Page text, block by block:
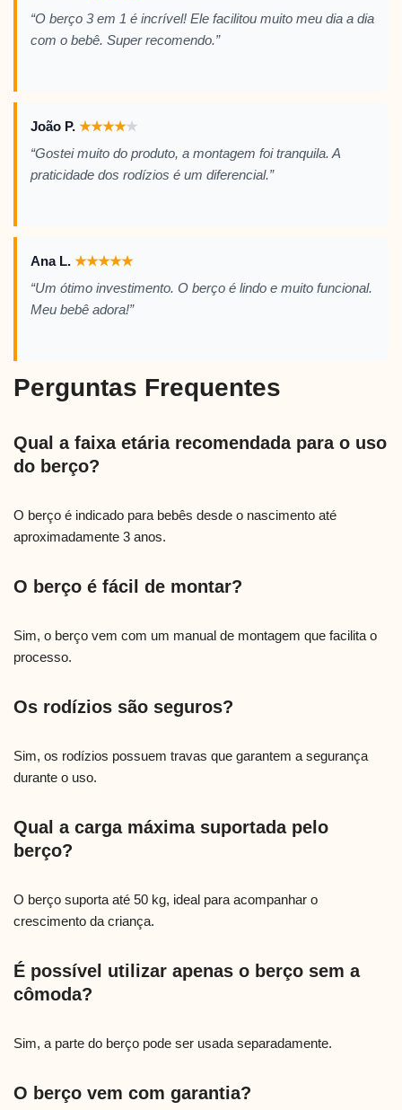
“O berço 3 em 1 é incrível! Ele facilitou muito meu dia a dia
com o bebê. Super recomendo.”
João P. ★★★★★
“Gostei muito do produto, a montagem foi tranquila. A
praticidade dos rodízios é um diferencial.”
Ana L. ★★★★★
“Um ótimo investimento. O berço é lindo e muito funcional.
Meu bebê adora!”
Perguntas Frequentes
Qual a faixa etária recomendada para o uso
do berço?
O berço é indicado para bebês desde o nascimento até
aproximadamente 3 anos.
O berço é fácil de montar?
Sim, o berço vem com um manual de montagem que facilita o
processo.
Os rodízios são seguros?
Sim, os rodízios possuem travas que garantem a segurança
durante o uso.
Qual a carga máxima suportada pelo
berço?
O berço suporta até 50 kg, ideal para acompanhar o
crescimento da criança.
É possível utilizar apenas o berço sem a
cômoda?
Sim, a parte do berço pode ser usada separadamente.
O berço vem com garantia?